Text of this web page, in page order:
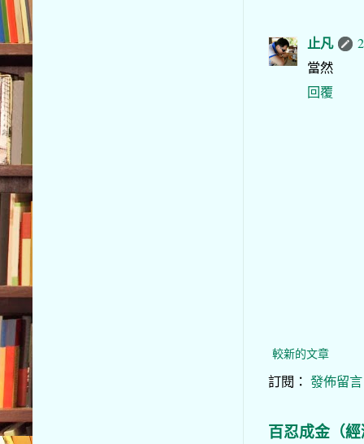
止凡
當然
回覆
較新的文章
訂閱： 發佈留
百忍成金（